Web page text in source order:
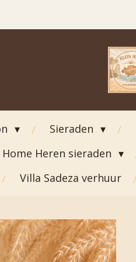
Sieraden
Home Heren sieraden
Villa Sadeza verhuur